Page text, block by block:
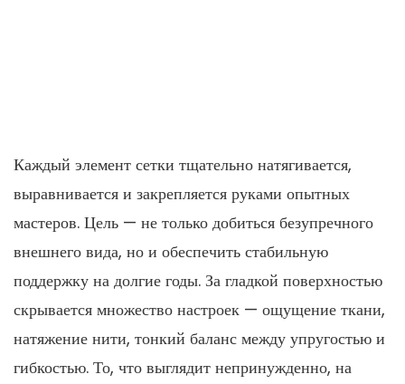
Каждый элемент сетки тщательно натягивается,
выравнивается и закрепляется руками опытных
мастеров. Цель — не только добиться безупречного
внешнего вида, но и обеспечить стабильную
поддержку на долгие годы. За гладкой поверхностью
скрывается множество настроек — ощущение ткани,
натяжение нити, тонкий баланс между упругостью и
гибкостью. То, что выглядит непринужденно, на